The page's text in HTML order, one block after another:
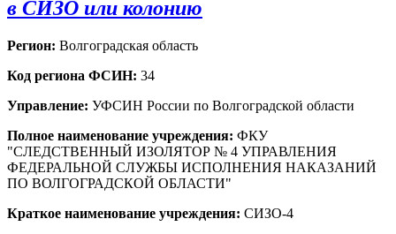
в СИЗО или колонию
Регион: Волгоградская область
Код региона ФСИН: 34
Управление: УФСИН России по Волгоградской области
Полное наименование учреждения: ФКУ
"СЛЕДСТВЕННЫЙ ИЗОЛЯТОР № 4 УПРАВЛЕНИЯ
ФЕДЕРАЛЬНОЙ СЛУЖБЫ ИСПОЛНЕНИЯ НАКАЗАНИЙ
ПО ВОЛГОГРАДСКОЙ ОБЛАСТИ"
Краткое наименование учреждения: СИЗО-4